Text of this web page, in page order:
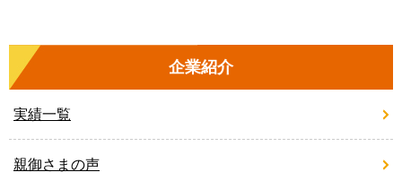
企業紹介
実績一覧
親御さまの声